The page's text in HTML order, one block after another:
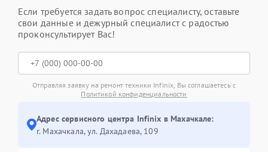
Если требуется задать вопрос специалисту, оставьте
свои данные и дежурный специалист с радостью
проконсультирует Вас!
Отправляя заявку на ремонт техники Infinix, Вы соглашаетесь с
Политикой конфиденциальности
Адрес сервисного центра Infinix в Махачкале:
г. Махачкала, ул. Дахадаева, 109